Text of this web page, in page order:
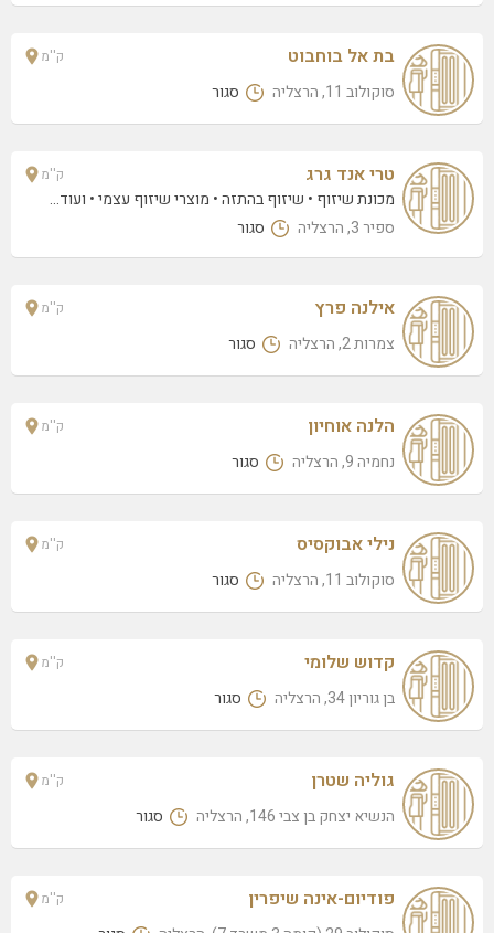
בת אל בוחבוט
סוקולוב 11, הרצליה סגור
ק''מ
טרי אנד גרג
מכונת שיזוף שיזוף בהתזה מוצרי שיזוף עצמי• ועוד...
ספיר 3, הרצליה
סגור
ק''מ
אילנה פרץ
צמרות 2, הרצליה סגור
ק''מ
הלנה אוחיון
נחמיה 9, הרצליה סגור
ק''מ
נילי אבוקסיס
סוקולוב 11, הרצליה סגור
ק''מ
קדוש שלומי
בן גוריון 34, הרצליה סגור
ק''מ
גוליה שטרן
הנשיא יצחק בן צבי 146, הרצליה סגור
ק''מ
פודיום-אינה שיפרין ק''מ
עופרה אצלן
הנוריות 6, הרצליה
גני משען
אריק אינשטיין 28, הרצליה
הר סיני 18, הרצליה
נילי אבוקסיס
סוקולוב 11, הרצליה
פודיום אינה שיפרין
סוקולוב 29 (קומה 3 משרד 7), הרצליה
לריס גרופ בעמ
קדוש שלומי
בן גוריון 34, הרצליה
היכל היופי של סילבי
כצנלסון 23, הרצליה
גלית איבזון
סוקולוב 29, הרצליה
רבי עקיבא 54, הרצליה
זוהר קורן
פינקס 20, הרצליה
מורלי מעוז
ההסתדרות 9, הרצליה
בת אל בוחבוט
הלנה אוחיון